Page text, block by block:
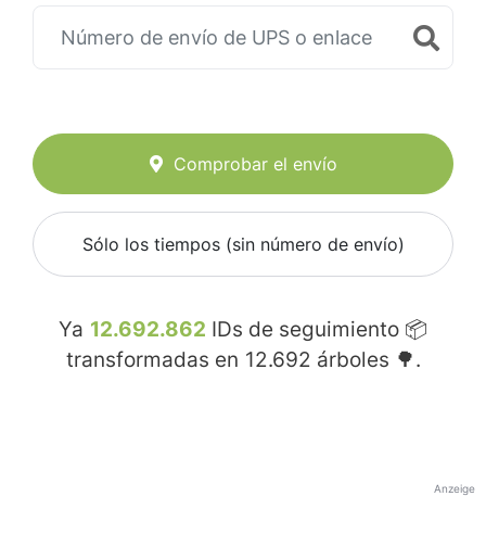
Comprobar el envío
Sólo los tiempos (sin número de envío)
Ya 12.692.862 IDs de seguimiento 📦
transformadas en 12.692 árboles 🌳.
Anzeige